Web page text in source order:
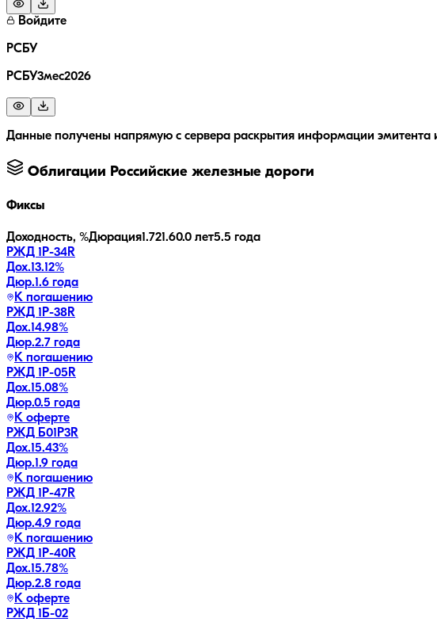
Войдите
РСБУ
РСБУ3мес2026
Данные получены напрямую с сервера раскрытия информации эмитента
Облигации Российские железные дороги
Фиксы
Доходность, %Дюрация1.721.60.0 лет5.5 года
РЖД 1Р-34R
Дох.13.12%
Дюр.1.6 года
К погашению
РЖД 1Р-38R
Дох.14.98%
Дюр.2.7 года
К погашению
РЖД 1Р-05R
Дох.15.08%
Дюр.0.5 года
К оферте
РЖД Б01P3R
Дох.15.43%
Дюр.1.9 года
К погашению
РЖД 1Р-47R
Дох.12.92%
Дюр.4.9 года
К погашению
РЖД 1Р-40R
Дох.15.78%
Дюр.2.8 года
К оферте
РЖД 1Б-02